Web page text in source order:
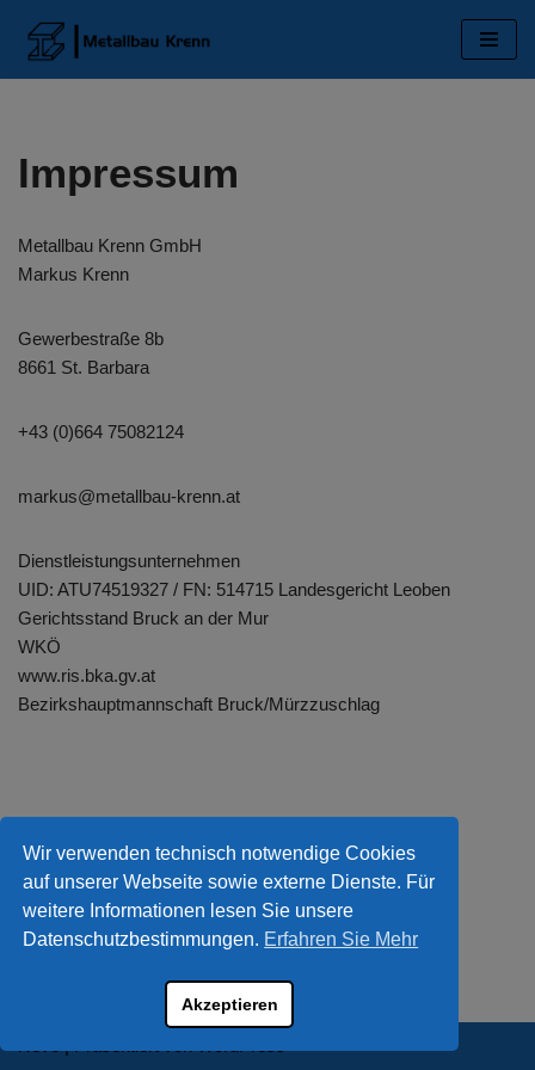
Zum
Impressum
Metallbau Krenn GmbH
Markus Krenn
Gewerbestraße 8b
8661 St. Barbara
+43 (0)664 75082124
markus@metallbau-krenn.at
Dienstleistungsunternehmen
UID: ATU74519327 / FN: 514715 Landesgericht Leoben
Gerichtsstand Bruck an der Mur
WKÖ
www.ris.bka.gv.at
Bezirkshauptmannschaft Bruck/Mürzzuschlag
Wir verwenden technisch notwendige Cookies
auf unserer Webseite sowie externe Dienste. Für
weitere Informationen lesen Sie unsere
Datenschutzbestimmungen. Erfahren Sie Mehr
Akzeptieren